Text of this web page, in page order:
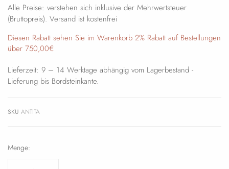
Alle Preise: verstehen sich inklusive der Mehrwertsteuer
(Bruttopreis). Versand ist kostenfrei
Diesen Rabatt sehen Sie im Warenkorb 2% Rabatt auf Bestellungen
über 750,00€
Lieferzeit: 9 – 14 Werktage abhängig vom Lagerbestand -
Lieferung bis Bordsteinkante.
SKU ANTITA
Menge: